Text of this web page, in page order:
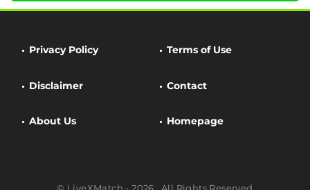
Privacy Policy Terms of Use
Disclaimer Contact
About Us Homepage